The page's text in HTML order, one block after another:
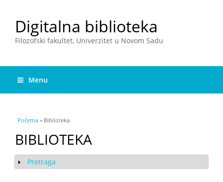
Digitalna biblioteka
Filozofski fakultet, Univerzitet u Novom Sadu
Menu
You are here
Početna » Biblioteka
BIBLIOTEKA
Show
Pretraga